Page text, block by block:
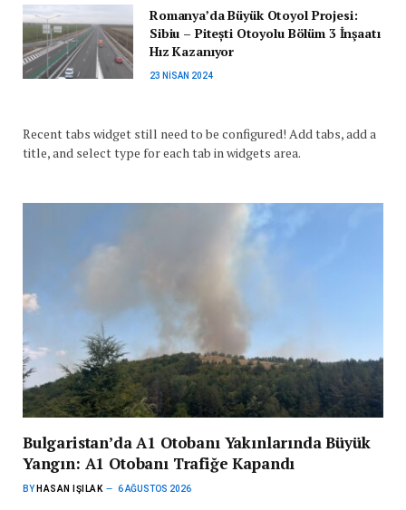
Romanya’da Büyük Otoyol Projesi:
Sibiu – Pitești Otoyolu Bölüm 3 İnşaatı
Hız Kazanıyor
23 NISAN 2024
Recent tabs widget still need to be configured! Add tabs, add a
title, and select type for each tab in widgets area.
Bulgaristan’da A1 Otobanı Yakınlarında Büyük
Yangın: A1 Otobanı Trafiğe Kapandı
BY HASAN IŞILAK 6 AĞUSTOS 2026